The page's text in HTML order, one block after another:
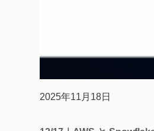
2025年11月18日